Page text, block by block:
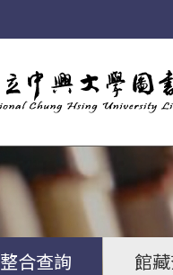
整合查詢 館